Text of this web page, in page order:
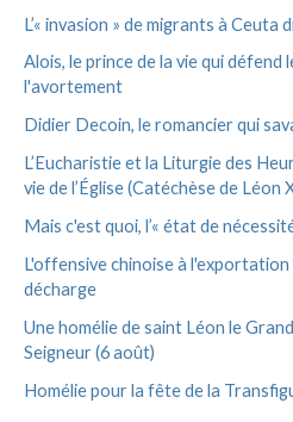
L’« invasion » de migrants à Ceuta
Alois, le prince de la vie qui
l'avortement
Didier Decoin, le romancier qui
L’Eucharistie et la Liturgie des
vie de l’Église (Catéchèse de Léon
Mais c'est quoi, l’« état de
L'offensive chinoise à
décharge
Une homélie de saint Léon le
Seigneur (6 août)
Homélie pour la fête de la